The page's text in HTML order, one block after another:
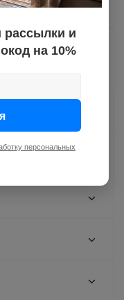
и
на 10%
персональных